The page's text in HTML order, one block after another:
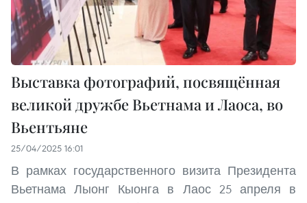
Выставка фотографий, посвящённая
великой дружбе Вьетнама и Лаоса, во
Вьентьяне
25/04/2025 16:01
В рамках государственного визита Президента
Вьетнама Лыонг Кыонга в Лаос 25 апреля в